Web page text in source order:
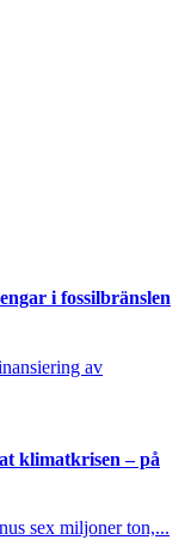
i fossilbränslen
av
klimatkrisen – på
sex miljoner ton,...